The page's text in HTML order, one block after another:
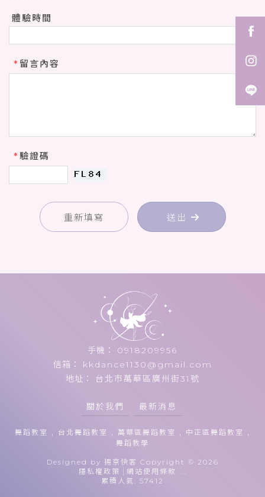
體驗時間
* 留言內容
*驗證碼
0918209956
kkdance1130@gmail.com
台北市萬華區廣州街31號
關於我們 最新消息
舞蹈教室 台北舞蹈教室 萬華區舞蹈教室
中正區舞蹈教室
舞蹈教學
Designed by 揚京快客 Copyright © 2026
隱私權政策
網站使用條款
累積人氣: 57412